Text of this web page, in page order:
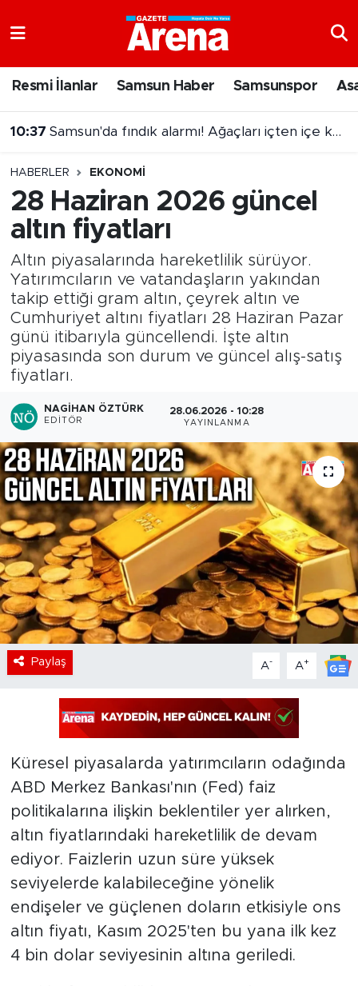
Resmi İlanlar Samsun Haber Samsunspor
10:37 Samsun'da fındık alarmı! Ağaçları içten içe kurutuyor
HABERLER EKONOMI
28 Haziran 2026 güncel
altın fiyatları
Altın piyasalarında hareketlilik sürüyor.
Yatırımcıların ve vatandaşların yakından
takip ettiği gram altın, çeyrek altın ve
Cumhuriyet altını fiyatları 28 Haziran Pazar
günü itibarıyla güncellendi. İşte altın
piyasasında son durum ve güncel alış-satış
fiyatları.
NAGIHAN ÖZTÜRK
EDITÖR
28.06.2026 - 10:28
YAYINLANMA
Paylaş A- A+
Küresel piyasalarda yatırımcıların odağında
ABD Merkez Bankası'nın (Fed) faiz
politikalarına ilişkin beklentiler yer alırken,
altın fiyatlarındaki hareketlilik de devam
ediyor. Faizlerin uzun süre yüksek
seviyelerde kalabileceğine yönelik
endişeler ve güçlenen doların etkisiyle ons
altın fiyatı, Kasım 2025'ten bu yana ilk kez
4 bin dolar seviyesinin altına geriledi.
Süper Lig Puan Durumu ve Fikstür
Tüm Manşetler
Son Dakika Haberleri
Haber Arşivi